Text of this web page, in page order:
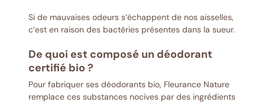
Si de mauvaises odeurs s’échappent de nos aisselles,
c’est en raison des bactéries présentes dans la sueur.
De quoi est composé un déodorant
certifié bio ?
Pour fabriquer ses déodorants bio, Fleurance Nature
remplace ces substances nocives par des ingrédients